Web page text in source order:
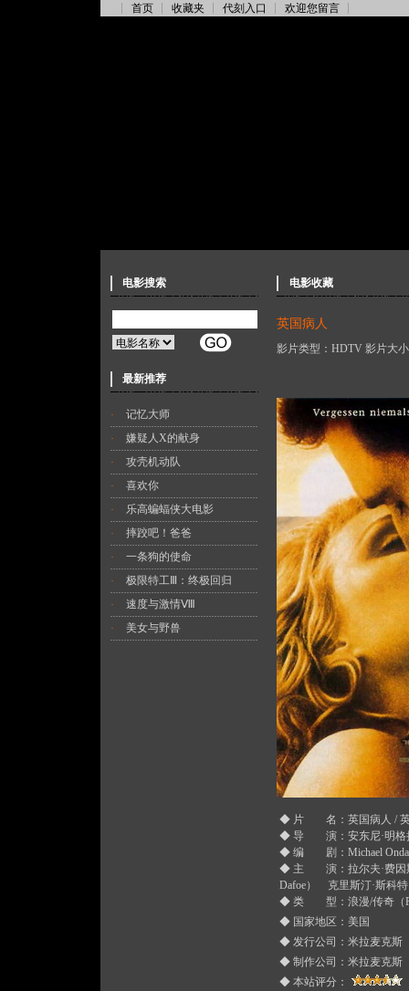
首页 收藏夹 代刻入口 欢迎您留言
电影搜索
最新推荐
·
记忆大师
·
嫌疑人X的献身
·
攻壳机动队
·
喜欢你
·
乐高蝙蝠侠大电影
·
摔跤吧！爸爸
·
一条狗的使命
·
极限特工Ⅲ：终极回归
·
速度与激情Ⅷ
·
美女与野兽
电影收藏
英国病人
影片类型：HDTV 影片大
◆ 片 名：英国病人 / 英文
◆ 导 演：安东尼·明格
◆ 编 剧：Michael
◆ 主 演：拉尔夫·费因斯
Dafoe） 克里斯汀·斯科
◆ 类 型：浪漫/传奇（
◆ 国家地区：美国
◆ 发行公司：米拉麦克
◆ 制作公司：米拉麦克
◆ 本站评分：